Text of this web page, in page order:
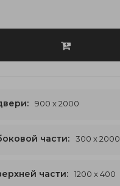
x 2400€518
900 x 2000
части: 300 x 2000
части: 1200 x 400